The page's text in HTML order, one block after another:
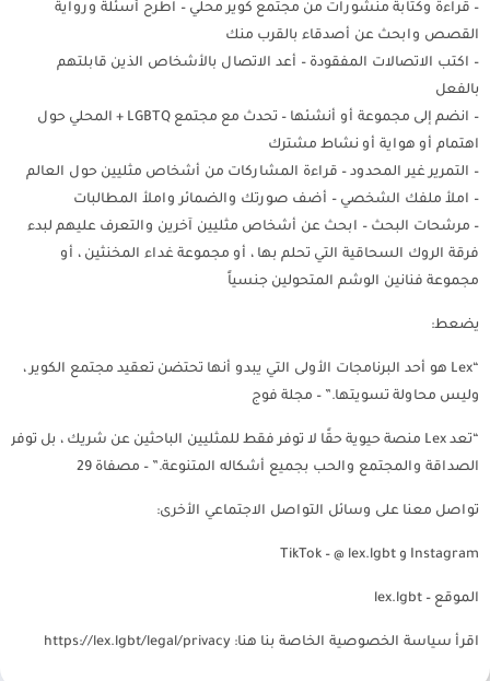
– قراءة وكتابة منشورات من مجتمع كوير محلي – اطرح أسئلة ورواية
القصص وابحث عن أصدقاء بالقرب منك
– اكتب الاتصالات المفقودة – أعد الاتصال بالأشخاص الذين قابلتهم
بالفعل
– انضم إلى مجموعة أو أنشئها – تحدث مع مجتمع LGBTQ + المحلي حول
اهتمام أو هواية أو نشاط مشترك
– التمرير غير المحدود – قراءة المشاركات من أشخاص مثليين حول العالم
– املأ ملفك الشخصي – أضف صورتك والضمائر واملأ المطالبات
– مرشحات البحث – ابحث عن أشخاص مثليين آخرين والتعرف عليهم لبدء
فرقة الروك السحاقية التي تحلم بها ، أو مجموعة غداء المخنثين ، أو
مجموعة فنانين الوشم المتحولين جنسياً
يضعط:
“Lex هو أحد البرنامجات الأولى التي يبدو أنها تحتضن تعقيد مجتمع الكوير ،
وليس محاولة تسويتها.” – مجلة فوج
“تعد Lex منصة حيوية حقًا لا توفر فقط للمثليين الباحثين عن شريك ، بل توفر
الصداقة والمجتمع والحب بجميع أشكاله المتنوعة.” – مصفاة 29
تواصل معنا على وسائل التواصل الاجتماعي الأخرى:
Instagram و TikTok – @ lex.lgbt
الموقع – lex.lgbt
اقرأ سياسة الخصوصية الخاصة بنا هنا: https://lex.lgbt/legal/privacy